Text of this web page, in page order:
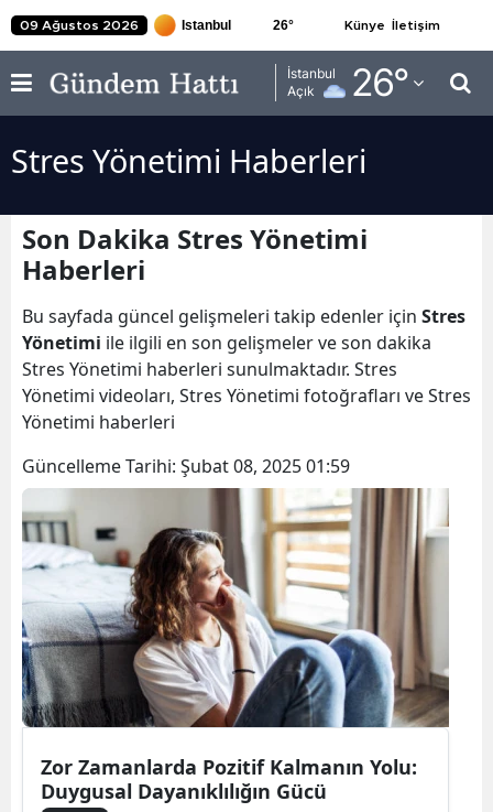
09 Ağustos 2026 26° Künye İletişim
İstanbul
Açık
26°
Adana
Adıyaman
Afyonkarahisar
Amasya
Antalya
Artvin
Balıkesir
Bilecik
Bingöl
Bolu
Burdur
Çanakkale
Stres Yönetimi Haberleri
Son Dakika Stres Yönetimi
Haberleri
Bu sayfada güncel gelişmeleri takip edenler için Stres
Yönetimi ile ilgili en son gelişmeler ve son dakika
Stres Yönetimi haberleri sunulmaktadır. Stres
Yönetimi videoları, Stres Yönetimi fotoğrafları ve Stres
Yönetimi haberleri
Güncelleme Tarihi: Şubat 08, 2025 01:59
Zor Zamanlarda Pozitif Kalmanın Yolu:
Duygusal Dayanıklılığın Gücü